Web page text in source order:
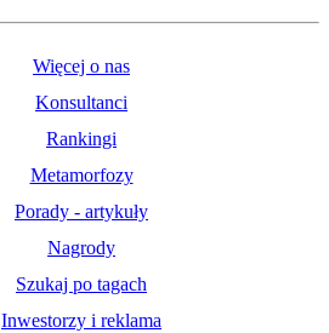
Więcej o nas
Konsultanci
Rankingi
Metamorfozy
Porady - artykuły
Nagrody
Szukaj po tagach
Inwestorzy i reklama